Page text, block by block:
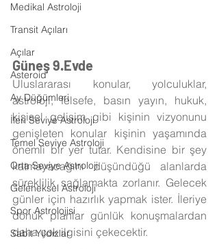
Medikal Astroloji
Transit Açıları
Açılar
Asteroid
Ay Düğümleri
İleri Seviye Astroloji
Temel Seviye Astroloji
Orta Seviye Astroloji
Geleneksel Astroloji
Spor Astrolojisi
Sabit Yıldızlar
Güneş 9.Evde
Uluslararası konular, yolculuklar,
astroloji, felsefe, basın yayın, hukuk,
kişisel gelişim gibi kişinin vizyonunu
genişleten konular kişinin yaşamında
önemli bir yer tutar. Kendisine bir şey
katmayacağını düşündüğü alanlarda
süreklilik sağlamakta zorlanır. Gelecek
günler için hazırlık yapmak ister. İleriye
dönük planlar günlük konuşmalardan
daha çok ilgisini çekecektir.